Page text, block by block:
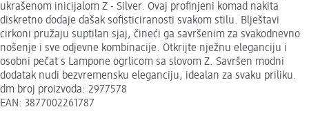
ukrašenom inicijalom Z - Silver. Ovaj profinjeni komad nakita
diskretno dodaje dašak sofisticiranosti svakom stilu. Blještavi
cirkoni pružaju suptilan sjaj, čineći ga savršenim za svakodnevno
nošenje i sve odjevne kombinacije. Otkrijte nježnu eleganciju i
osobni pečat s Lampone ogrlicom sa slovom Z. Savršen modni
dodatak nudi bezvremensku eleganciju, idealan za svaku priliku.
dm broj proizvoda: 2977578
EAN: 3877002261787